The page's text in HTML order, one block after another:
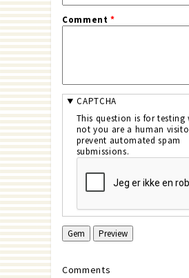
Comment*
CAPTCHA
This question is for testing
not you are a human
prevent automated spam
submissions.
Comments